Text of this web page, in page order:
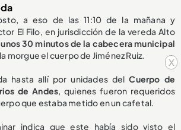
x
a eso de las 11:10 de la mañana y
El Filo, en jurisdicción de la vereda Alto
unos 30 minutos de la cabecera municipal
morgue el cuerpo de Jiménez Ruiz.
hasta allí por unidades delCuerpo de
de Andes, quienes fueron requeridos
que estaba metido en un cafetal.
indica que este había sido visto el